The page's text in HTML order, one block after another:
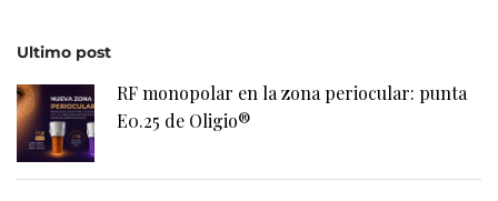
Ultimo post
RF monopolar en la zona periocular: punta
E0.25 de Oligio®